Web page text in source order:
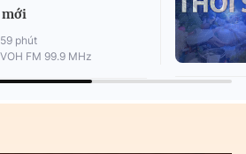
mới
59 phút
VOH FM 99.9 MHz